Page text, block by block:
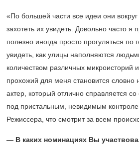
«По большей части все идеи они
захотеть их увидеть. Довольно часто я
полезно иногда просто прогуляться по
увидеть, как улицы наполняются
количеством различных микроисторий
прохожий для меня становится словно
актер, который отлично справляется
под пристальным, невидимым
Режиссера, что смотрит за всем
— В каких номинациях Вы